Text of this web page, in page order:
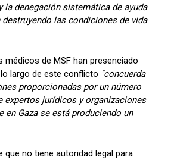
la denegación sistemática de ayuda
las condiciones de vida
médicos de MSF han presenciado
largo de este conflicto "concuerda
proporcionadas por un número
expertos jurídicos y organizaciones
en Gaza se está produciendo un
que no tiene autoridad legal para